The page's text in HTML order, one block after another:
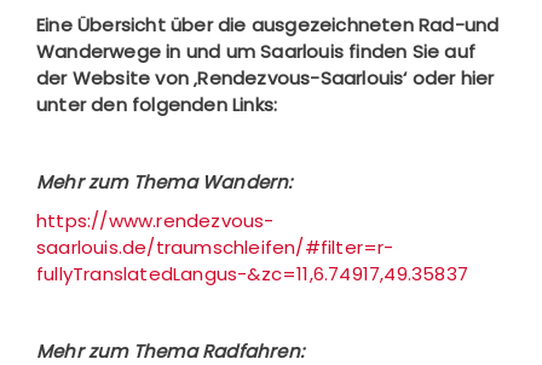
Eine Übersicht über die ausgezeichneten Rad-und
Wanderwege in und um Saarlouis finden Sie auf
der Website von ‚Rendezvous-Saarlouis‘ oder hier
unter den folgenden Links:
Mehr zum Thema Wandern:
https://www.rendezvous-
saarlouis.de/traumschleifen/#filter=r-
fullyTranslatedLangus-&zc=11,6.74917,49.35837
Mehr zum Thema Radfahren: